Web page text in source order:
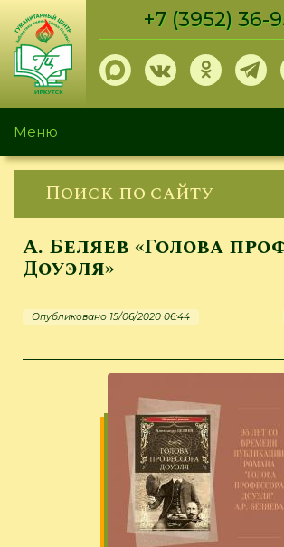
Перейти
основному
содержанию
+7 (3952) 36-
Меню
Поиск по сайту
А. Беляев «Голова
Доуэля»
Опубликовано 15/06/2020 06:44